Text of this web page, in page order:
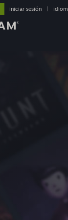
iniciar sesión